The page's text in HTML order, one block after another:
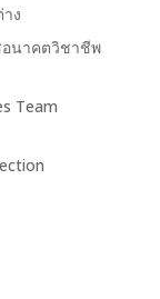
ง
อนาคตวิชาชีพ
Team